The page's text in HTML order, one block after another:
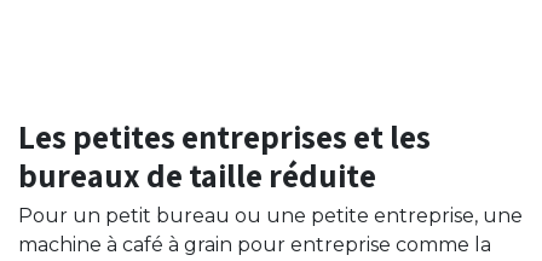
Les petites entreprises et les
bureaux de taille réduite
Pour un petit bureau ou une petite entreprise, une
machine à café à grain pour entreprise comme la